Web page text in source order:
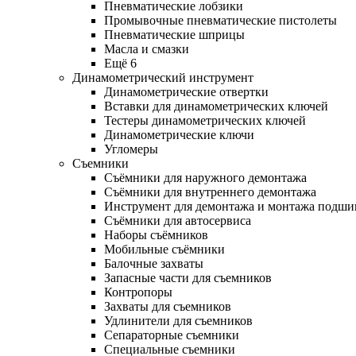
Пневматические лобзики
Промывочные пневматические пистолеты
Пневматические шприцы
Масла и смазки
Ещё 6
Динамометрический инструмент
Динамометрические отвертки
Вставки для динамометрических ключей
Тестеры динамометрических ключей
Динамометрические ключи
Угломеры
Съемники
Съёмники для наружного демонтажа
Съёмники для внутреннего демонтажа
Инструмент для демонтажа и монтажа
Съёмники для автосервиса
Наборы съёмников
Мобильные съёмники
Балочные захваты
Запасные части для съемников
Контропоры
Захваты для съемников
Удлинители для съемников
Сепараторные съемники
Специальные съемники